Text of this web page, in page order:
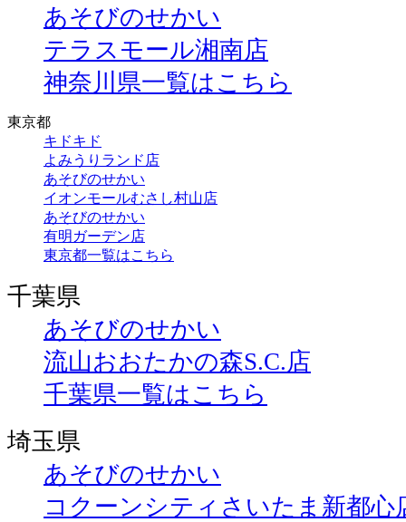
あそびのせかい
テラスモール湘南店
神奈川県一覧はこちら
東京都
キドキド
よみうりランド店
あそびのせかい
イオンモールむさし村山店
あそびのせかい
有明ガーデン店
東京都一覧はこちら
千葉県
あそびのせかい
流山おおたかの森S.C.店
千葉県一覧はこちら
埼玉県
あそびのせかい
コクーンシティさいたま新都心